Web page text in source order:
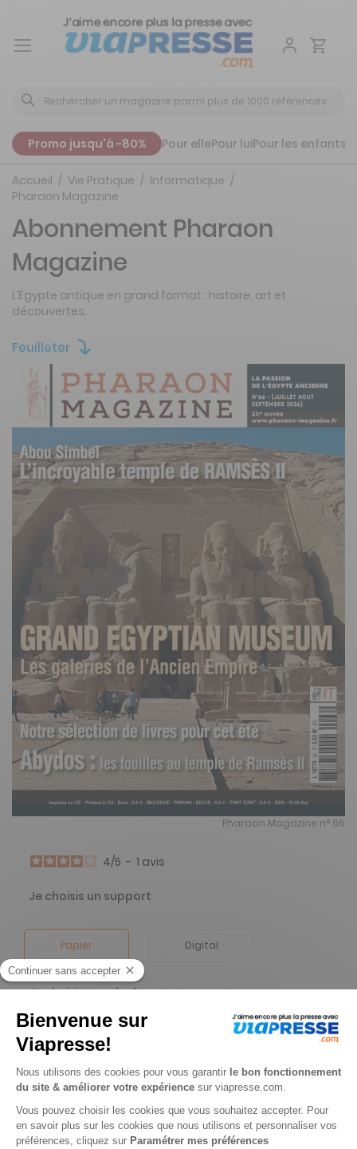
Aller
Promo jusqu'à -80% Pour ellePour luiPour les enfants
Accueil Vie Pratique
Informatique
Pharaon Magazine
Feuilleter
Pharaon Magazine n° 66
Abonnement Pharaon
Magazine
L’Égypte antique en grand format : histoire, art et
découvertes.
4/5 - 1 avis
Je choisis un support
Papier Digital
Je choisis une durée
-22%
Abonnement 1 an
4 n° • Papier + Version digitale offerte
28€05 Tarif Kiosque : 36€
Tarif France métropolitaine